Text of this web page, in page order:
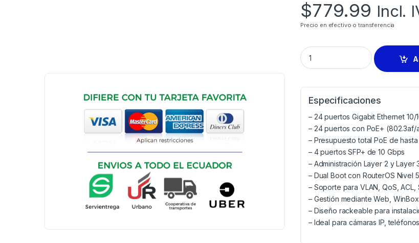
$779.99 Incl.
Precio en efectivo o transferencia
Especificaciones
– 24 puertos Gigabit Ethernet 10/
– 24 puertos con PoE+ (802.3af/
– Presupuesto total PoE de
– 4 puertos SFP+ de 10 Gbps
– Administración Layer 2 y Layer
– Dual Boot con RouterOS Nivel
– Soporte para VLAN, QoS, ACL,
– Gestión mediante Web,
– Diseño rackeable para
– Ideal para cámaras IP,